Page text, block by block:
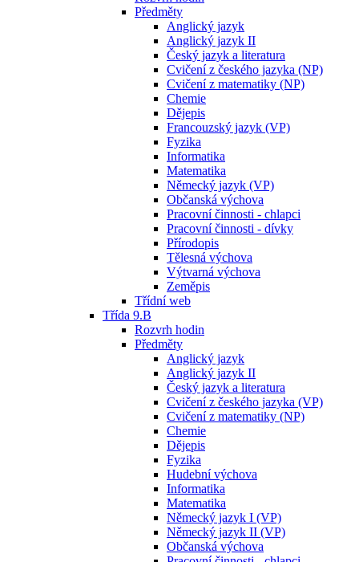
Předměty
Anglický jazyk
Anglický jazyk II
Český jazyk a literatura
Cvičení z českého jazyka (NP)
Cvičení z matematiky (NP)
Chemie
Dějepis
Francouzský jazyk (VP)
Fyzika
Informatika
Matematika
Německý jazyk (VP)
Občanská výchova
Pracovní činnosti - chlapci
Pracovní činnosti - dívky
Přírodopis
Tělesná výchova
Výtvarná výchova
Zeměpis
Třídní web
Třída 9.B
Rozvrh hodin
Předměty
Anglický jazyk
Anglický jazyk II
Český jazyk a literatura
Cvičení z českého jazyka (VP)
Cvičení z matematiky (NP)
Chemie
Dějepis
Fyzika
Hudební výchova
Informatika
Matematika
Německý jazyk I (VP)
Německý jazyk II (VP)
Občanská výchova